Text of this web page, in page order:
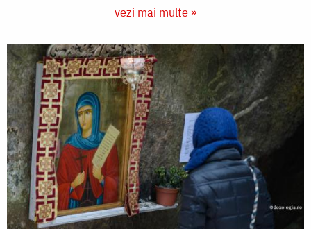
vezi mai multe »